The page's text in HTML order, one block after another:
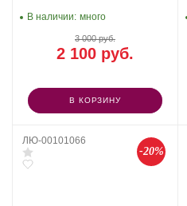
2 100 руб.
3 000 руб.
В наличии: много
В КОРЗИНУ
ЛЮ-00101066
-20%